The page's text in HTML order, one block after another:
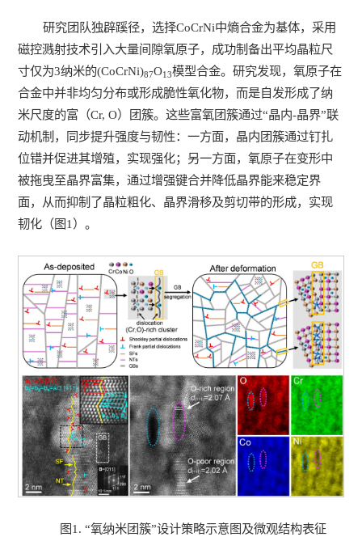
研究团队独辟蹊径，选择CoCrNi中熵合金为基体，采用
磁控溅射技术引入大量间隙氧原子，成功制备出平均晶粒尺
寸仅为3纳米的(CoCrNi)87O13模型合金。研究发现，氧原子在
合金中并非均匀分布或形成脆性氧化物，而是自发形成了纳
米尺度的富（Cr, O）团簇。这些富氧团簇通过“晶内-晶界”联
动机制，同步提升强度与韧性：一方面，晶内团簇通过钉扎
位错并促进其增殖，实现强化；另一方面，氧原子在变形中
被拖曳至晶界富集，通过增强键合并降低晶界能来稳定界
面，从而抑制了晶粒粗化、晶界滑移及剪切带的形成，实现
韧化（图1）。
图1. “氧纳米团簇”设计策略示意图及微观结构表征